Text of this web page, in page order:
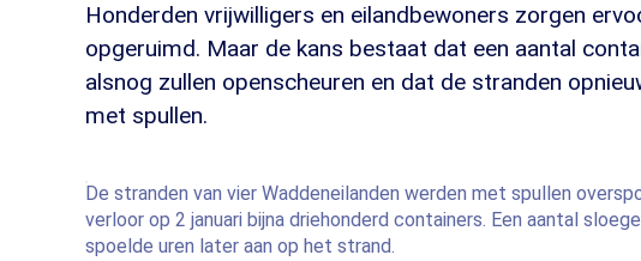
Honderden vrijwilligers en eilandbewoners zorgen
opgeruimd. Maar de kans bestaat dat een aantal
alsnog zullen openscheuren en dat de stranden
met spullen.
De stranden van vier Waddeneilanden werden met spullen
verloor op 2 januari bijna driehonderd containers. Een aantal
spoelde uren later aan op het strand.